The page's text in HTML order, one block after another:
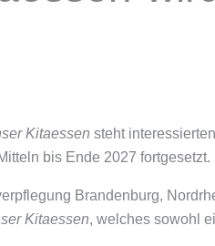
Kitaessen steht
bis Ende 2027 fortgesetzt.
Brandenburg,
Kitaessen, welches sowohl